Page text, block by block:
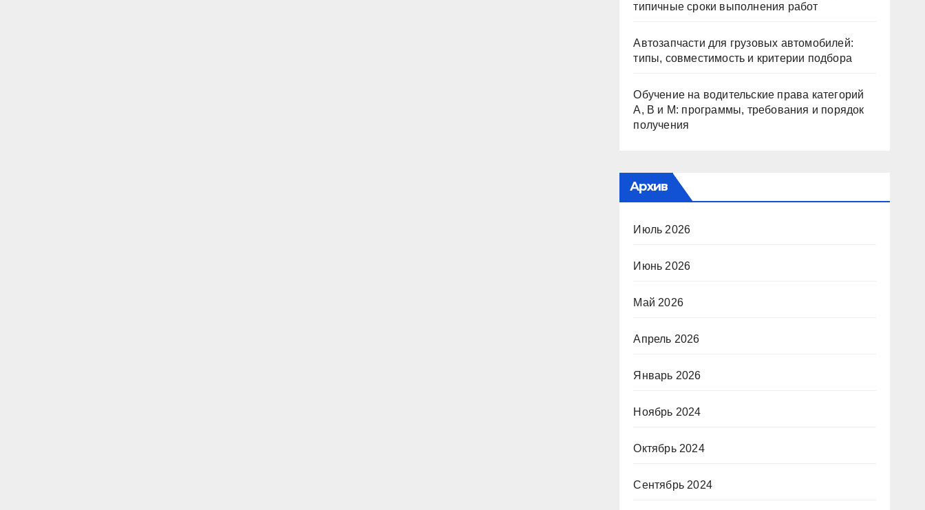
типичные сроки выполнения работ
Автозапчасти для грузовых автомобилей:
типы, совместимость и критерии подбора
Обучение на водительские права категорий
A, B и M: программы, требования и порядок
получения
Архив
Июль 2026
Июнь 2026
Май 2026
Апрель 2026
Январь 2026
Ноябрь 2024
Октябрь 2024
Сентябрь 2024